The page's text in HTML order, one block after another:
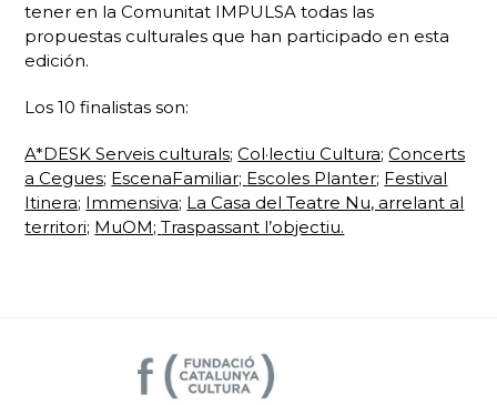
tener en la Comunitat IMPULSA todas las
propuestas culturales que han participado en esta
edición.
Los 10 finalistas son:
A*DESK Serveis culturals;Col·lectiu Cultura;Concerts
a Cegues; EscenaFamiliar; Escoles Planter; Festival
Itinera; Immensiva; La Casa del Teatre Nu, arrelant al
territori; MuOM;Traspassant l’objectiu.